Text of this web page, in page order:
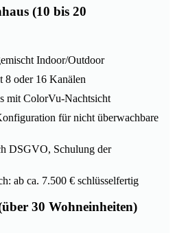
(10 bis 20
Indoor/Outdoor
oder 16 Kanälen
mit ColorVu-Nachtsicht
für nicht überwachbare
DSGVO, Schulung der
ab ca. 7.500 € schlüsselfertig
30 Wohneinheiten)